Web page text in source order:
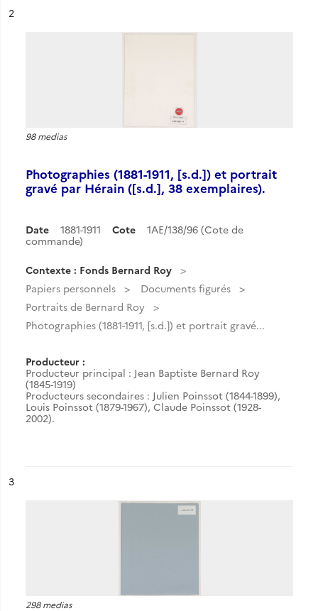
n°
2
98 medias
Photographies (1881-1911, [s.d.]) et portrait
gravé par Hérain ([s.d.], 38 exemplaires).
Date 1881-1911 Cote
1AE/138/96 (Cote de
commande)
Contexte : Fonds Bernard Roy
Papiers personnels
Documents figurés
Portraits de Bernard Roy
Photographies (1881-1911, [s.d.]) et portrait gravé...
Producteur :
Producteur principal : Jean Baptiste Bernard Roy
(1845-1919)
Producteurs secondaires : Julien Poinssot (1844-1899),
Louis Poinssot (1879-1967), Claude Poinssot (1928-
2002).
n°
3
298 medias